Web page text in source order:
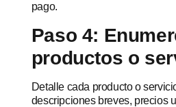
pago.
Paso 4:
productos o
Detalle cada producto o
descripciones breves, precios